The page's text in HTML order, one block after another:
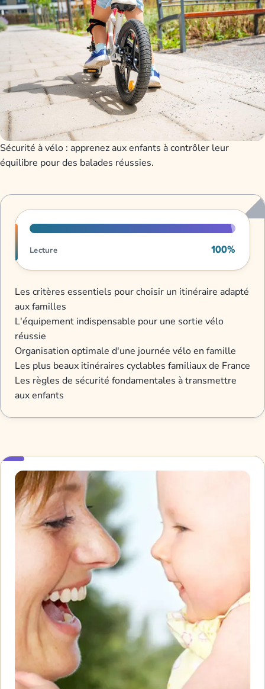
Sécurité à vélo : apprenez aux enfants à contrôler leur
équilibre pour des balades réussies.
Progression de lecture
Lecture 100%
Les critères essentiels pour choisir un itinéraire adapté
aux familles
L'équipement indispensable pour une sortie vélo
réussie
Organisation optimale d'une journée vélo en famille
Les plus beaux itinéraires cyclables familiaux de France
Les règles de sécurité fondamentales à transmettre
aux enfants